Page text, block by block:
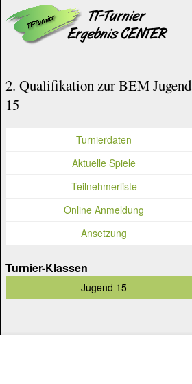
2. Qualifikation zur BEM Jugend
15
Turnierdaten
Aktuelle Spiele
Teilnehmerliste
Online Anmeldung
Ansetzung
Turnier-Klassen
Jugend 15